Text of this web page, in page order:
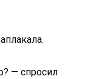
— спросил